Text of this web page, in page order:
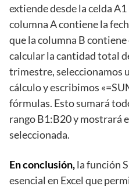
extiende desde la celda
columna A contiene la
que la columna B
calcular la cantidad total
trimestre, seleccionamos
cálculo y escribimos
fórmulas. Esto sumará
rango B1:B20 y mostrará
seleccionada.
En conclusión,la función
esencial en Excel que